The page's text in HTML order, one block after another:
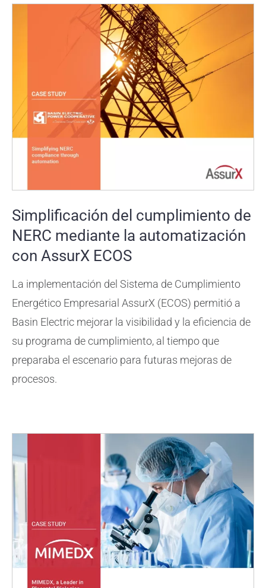
Simplificación del cumplimiento de
NERC mediante la automatización
con AssurX ECOS
La implementación del Sistema de Cumplimiento
Energético Empresarial AssurX (ECOS) permitió a
Basin Electric mejorar la visibilidad y la eficiencia de
su programa de cumplimiento, al tiempo que
preparaba el escenario para futuras mejoras de
procesos.